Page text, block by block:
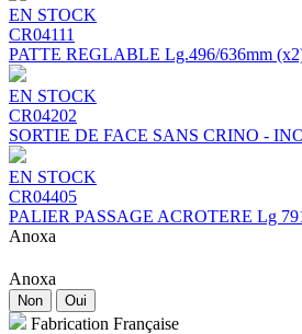
EN STOCK
CR04111
PATTE REGLABLE Lg.496/636mm
EN STOCK
CR04202
SORTIE DE FACE SANS CRINO -
EN STOCK
CR04405
PALIER PASSAGE ACROTERE Lg
Anoxa
Anoxa
Non Oui
Fabrication Française